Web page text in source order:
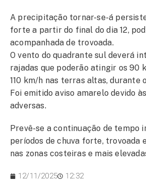
A precipitação tornar-se-á
forte a partir do final do dia 12,
acompanhada de trovoada.
O vento do quadrante sul deverá
rajadas que poderão atingir os 90
110 km/h nas terras altas, durante
Foi emitido aviso amarelo devido
adversas.
Prevê-se a continuação de tempo
períodos de chuva forte, trovoada
nas zonas costeiras e mais
12/11/2025 12:32